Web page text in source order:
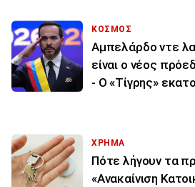
ΚΟΣΜΟΣ
Αμπελάρδο ντε
είναι ο νέος
- Ο «Τίγρης»
ΧΡΗΜΑ
Πότε λήγουν τα
«Ανακαίνιση